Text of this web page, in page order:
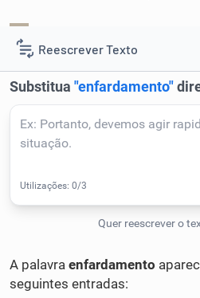
Reescrever Texto
Resumir Texto
Corrigir Texto
Detector de IA
Humanizador de IA
A palavra enfardamento
seguintes entradas: